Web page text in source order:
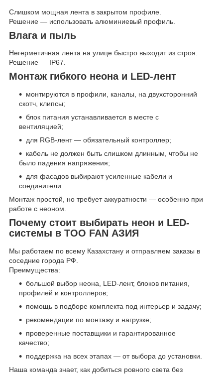
Слишком мощная лента в закрытом профиле.
Решение — использовать алюминиевый профиль.
Влага и пыль
Негерметичная лента на улице быстро выходит из строя.
Решение — IP67.
Монтаж гибкого неона и LED-лент
монтируются в профили, каналы, на двухсторонний
скотч, клипсы;
блок питания устанавливается в месте с
вентиляцией;
для RGB-лент — обязательный контроллер;
кабель не должен быть слишком длинным, чтобы не
было падения напряжения;
для фасадов выбирают усиленные кабели и
соединители.
Монтаж простой, но требует аккуратности — особенно при
работе с неоном.
Почему стоит выбирать неон и LED-
системы в ТОО FAN АЗИЯ
Мы работаем по всему Казахстану и отправляем заказы в
соседние города РФ.
Преимущества:
большой выбор неона, LED-лент, блоков питания,
профилей и контроллеров;
помощь в подборе комплекта под интерьер и задачу;
рекомендации по монтажу и нагрузке;
проверенные поставщики и гарантированное
качество;
поддержка на всех этапах — от выбора до установки.
Наша команда знает, как добиться ровного света без